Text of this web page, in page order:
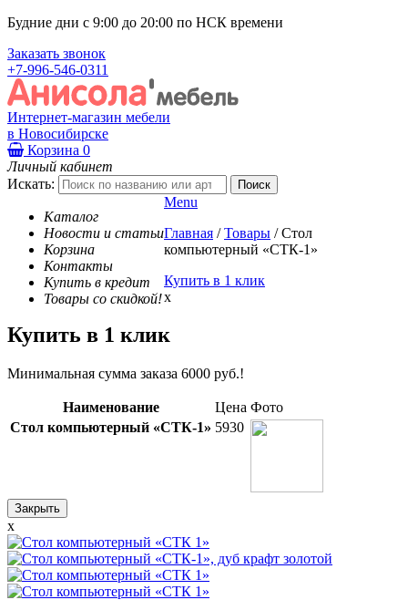
Будние дни с 9:00 до 20:00 по НСК времени
Заказать звонок
+7-996-546-0311
Интернет-магазин мебели
в Новосибирске
Корзина 0
Личный кабинет
Искать:
Каталог
Новости и статьи
Корзина
Контакты
Купить в кредит
Товары со скидкой!
Menu
Главная / Товары / Стол
компьютерный «СТК-1»
Купить в 1 клик
x
Купить в 1 клик
Минимальная сумма заказа 6000 руб.!
Наименование Цена Фото
Стол компьютерный «СТК-1» 5930
Закрыть
x